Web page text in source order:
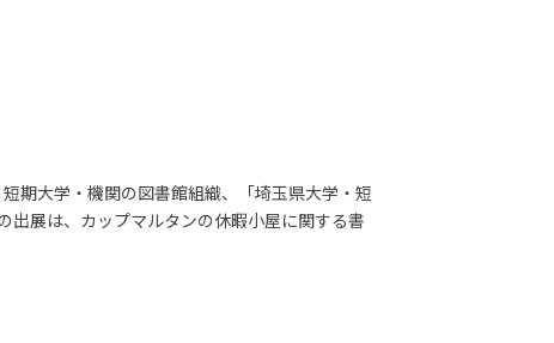
期大学・機関の図書館組織、「埼玉県大学・短
出展は、カップマルタンの休暇小屋に関する書